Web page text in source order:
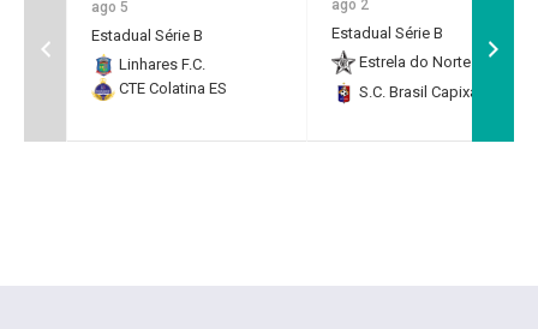
ago 5
Estadual Série B
Linhares F.C.
CTE Colatina ES
ago 2
Estadual Série B
Estrela do Norte F.C.
S.C. Brasil Capixaba